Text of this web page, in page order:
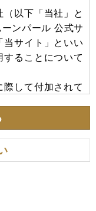
以下「当社」と
ンパール 公式サ
サイト」といい
ることについて
して付加されて
っております。
するサービスにつ
なる為、各リン